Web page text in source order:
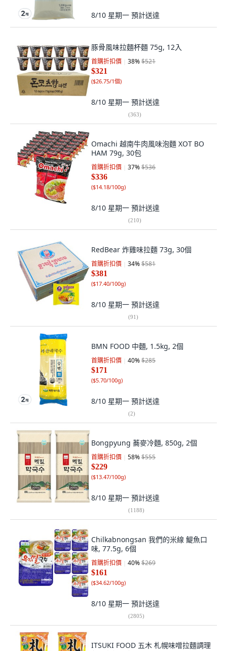
8/10 星期一 預計送達
豚骨風味拉麵杯麵 75g, 12入
首購折扣價 38%$521
$321
($26.75/1個)
8/10 星期一 預計送達
(363)
Omachi 越南牛肉風味泡麵 XOT BO
HAM 79g, 30包
首購折扣價 37%$536
$336
($14.18/100g)
8/10 星期一 預計送達
(210)
RedBear 炸雞味拉麵 73g, 30個
首購折扣價 34%$581
$381
($17.40/100g)
8/10 星期一 預計送達
(91)
BMN FOOD 中麵, 1.5kg, 2個
首購折扣價 40%$285
$171
($5.70/100g)
8/10 星期一 預計送達
(2)
Bongpyung 蕎麥冷麵, 850g, 2個
首購折扣價 58%$555
$229
($13.47/100g)
8/10 星期一 預計送達
(1188)
Chilkabnongsan 我們的米線 鯷魚口
味, 77.5g, 6個
首購折扣價 40%$269
$161
($34.62/100g)
8/10 星期一 預計送達
(2805)
ITSUKI FOOD 五木 札幌味噌拉麵調理